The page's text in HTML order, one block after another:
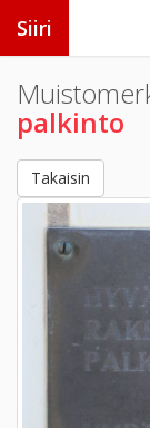
Siiri
palkinto
Takaisin